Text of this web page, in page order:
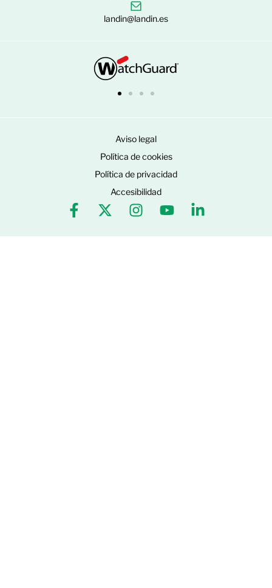
landin@landin.es
Aviso legal
Política de cookies
Política de privacidad
Accesibilidad